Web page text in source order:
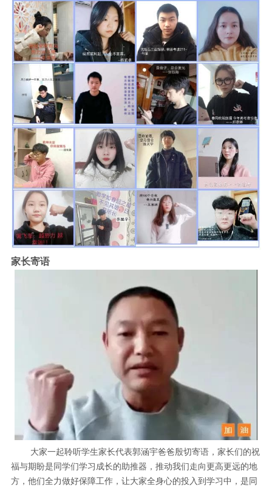
家长寄语
大家一起聆听学生家长代表郭涵宇爸爸殷切寄语，家长们的祝
福与期盼是同学们学习成长的助推器，推动我们走向更高更远的地
方，他们全力做好保障工作，让大家全身心的投入到学习中，是同